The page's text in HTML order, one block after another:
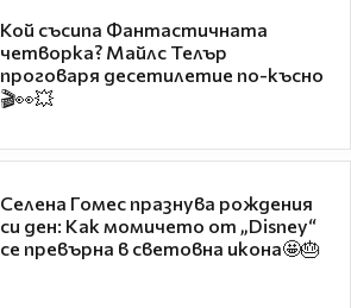
Кой съсипа Фантастичната
четворка? Майлс Телър
проговаря десетилетие по-късно
🎬👀💥
Селена Гомес празнува рождения
си ден: Как момичето от „Disney“
се превърна в световна икона🤩🎂